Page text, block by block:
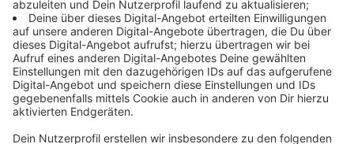
engagiert sich daneben für die Lebenshilfe Aachen und
hat erst kürzlich den Libanon besucht, um auf das vom
Krieg zerstörte Land aufmerksam zu machen. Er lebt
mit seiner Familie in Aachen-Brand. Die Laudatio auf ihn
hält Steffen Johr von der Lebenshilfe Aachen.
Christian Esser hat seine Laufbahn als freier
Mitarbeiter bei den „Eifeler Nachrichten“ begonnen,